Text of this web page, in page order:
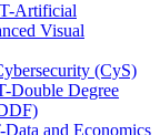
Artificial
Visual
(CyS)
Double Degree
and Economics